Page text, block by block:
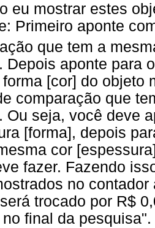
eu mostrar estes
Primeiro aponte
que tem a
Depois aponte para
[cor] do objeto
comparação que
Ou seja, você deve
[forma], depois
cor
fazer. Fazendo
no
trocado por R$
final da pesquisa".